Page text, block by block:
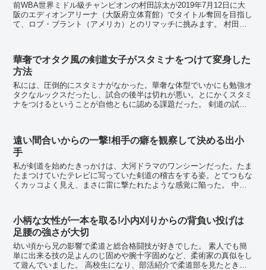
前WBA世界ミドル級チャンピオンの村田諒太が2019年7月12日に大
阪のエディオンアリーナ（大阪府立体育館）でタイトル奪回を目指し
て、ロブ・ブラント（アメリカ）とのリマッチに挑みます。 村田に
華奢でオタク風の剣道女子がスタミナをつけて変身した
方法
私には、圧倒的にスタミナがなかった。華奢な体型でいかにも勉強オ
タクなルックスだったし、試合の後半は切れが悪い。とにかくスタミ
ナをつけるということが自他ともに認める課題だった。 剣道の試合
遠い間合いからの一撃!相手の癖を観察して決める出小
手
私が剣道を始めたきっかけは、大河ドラマのワンシーンだった。たま
たまつけていたテレビに写っていた剣道の稽古をする姿。とてつもな
くカッコよく見え、まさに雷に撃たれたような感覚に陥った。 中学
小柄な女性が一本を取る!小内刈りからの背負い投げは
足腰の強さが大切
幼い頃から兄の影響で柔道と総合格闘技が好きでした。 素人でも簡
単に出来る技の足よんのじ固めや腕十字固めなど、柔術家の真似をし
て遊んでいました。 高校生になり、部活紹介で柔道部を見たときに